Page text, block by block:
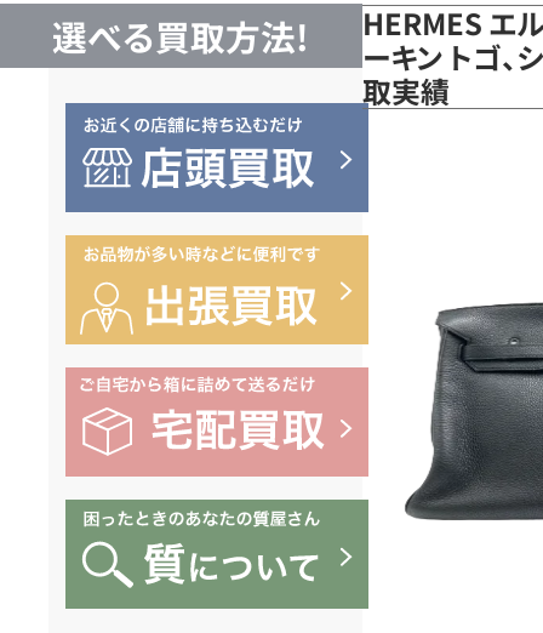
選べる買取方法!
HERMES エ
ーキン トゴ、
取実績